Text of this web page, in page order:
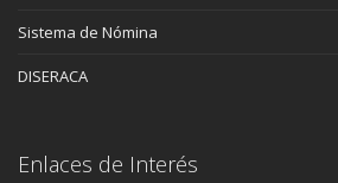
Sistema de Nómina
DISERACA
Enlaces de Interés